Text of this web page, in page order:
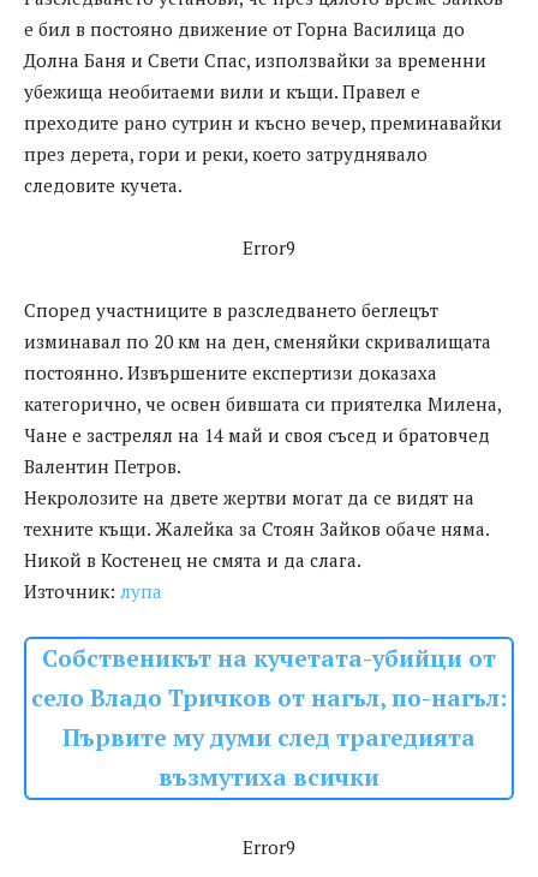
е бил в постояно движение от Горна Василица до
Долна Баня и Свети Спас, използвайки за временни
убежища необитаеми вили и къщи. Правел е
преходите рано сутрин и късно вечер, преминавайки
през дерета, гори и реки, което затруднявало
следовите кучета.
Error9
Според участниците в разследването беглецът
изминавал по 20 км на ден, сменяйки скривалищата
постоянно. Извършените експертизи доказаха
категорично, че освен бившата си приятелка Милена,
Чане е застрелял на 14 май и своя съсед и братовчед
Валентин Петров.
Некролозите на двете жертви могат да се видят на
техните къщи. Жалейка за Стоян Зайков обаче няма.
Никой в Костенец не смята и да слага.
Източник: лупа
Собственикът на кучетата-убийци от
село Владо Тричков от нагъл, по-нагъл:
Първите му думи след трагедията
възмутиха всички
Error9